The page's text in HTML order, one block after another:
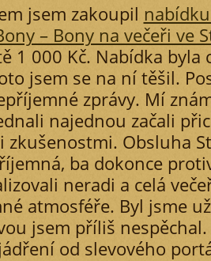
jsem zakoupil
– Bony na večeři ve
1 000 Kč. Nabídka byla
jsem se na ní těšil.
zprávy. Mí
najednou začali
zkušenostmi. Obsluha
ba dokonce
neradi a celá
atmosféře. Byl jsme
jsem příliš
od slevového